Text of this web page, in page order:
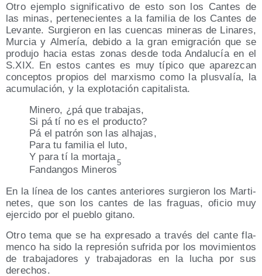
Otro ejem­plo sig­ni­fi­ca­ti­vo de esto son los Can­tes de
las minas, per­te­ne­cien­tes a la fami­lia de los Can­tes de
Levan­te. Sur­gie­ron en las cuen­cas mine­ras de Lina­res,
Mur­cia y Alme­ría, debi­do a la gran emi­gra­ción que se
pro­du­jo hacia estas zonas des­de toda Anda­lu­cía en el
S.XIX. En estos can­tes es muy típi­co que apa­rez­can
con­cep­tos pro­pios del mar­xis­mo como la plus­va­lía, la
acu­mu­la­ción, y la explo­ta­ción capitalista.
Mine­ro, ¿pá que trabajas,
Si pá tí no es el producto?
Pá el patrón son las alhajas,
Para tu fami­lia el luto,
Y para tí la mortaja
Fan­dan­gos Mine­ros
5
En la línea de los can­tes ante­rio­res sur­gie­ron los Mar­ti­
ne­tes, que son los can­tes de las fra­guas, ofi­cio muy
ejer­ci­do por el pue­blo gitano.
Otro tema que se ha expre­sa­do a tra­vés del can­te fla­
men­co ha sido la repre­sión sufri­da por los movi­mien­tos
de tra­ba­ja­do­res y tra­ba­ja­do­ras en la lucha por sus
derechos.